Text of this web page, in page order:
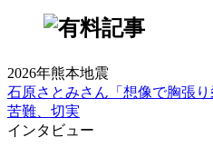
2026年熊本地震
石原さとみさん「想像で胸張
苦難、切実
インタビュー